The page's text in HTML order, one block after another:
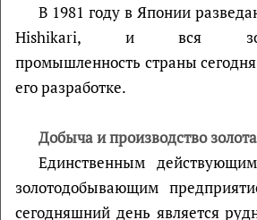
В 1981 году в Японии
Hishikari, и вся
промышленность страны
его разработке.
Добыча и производство
Единственным
золотодобывающим
сегодняшний день является